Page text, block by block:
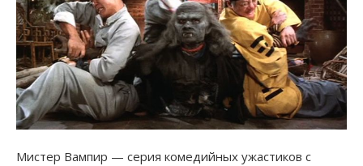
Мистер Вампир — серия комедийных ужастиков с